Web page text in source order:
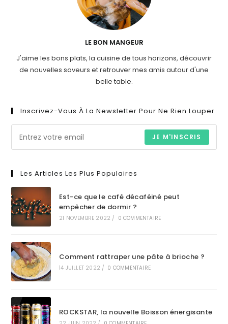
LE BON MANGEUR
J'aime les bons plats, la cuisine de tous horizons, découvrir
de nouvelles saveurs et retrouver mes amis autour d'une
belle table.
Inscrivez-Vous À La Newsletter Pour Ne Rien Louper
JE M'INSCRIS
Les Articles Les Plus Populaires
Est-ce que le café décaféiné peut
empêcher de dormir ?
21 NOVEMBRE 2022 / 0 COMMENTAIRE
Comment rattraper une pâte à brioche ?
14 JUILLET 2022 / 0 COMMENTAIRE
ROCKSTAR, la nouvelle Boisson énergisante